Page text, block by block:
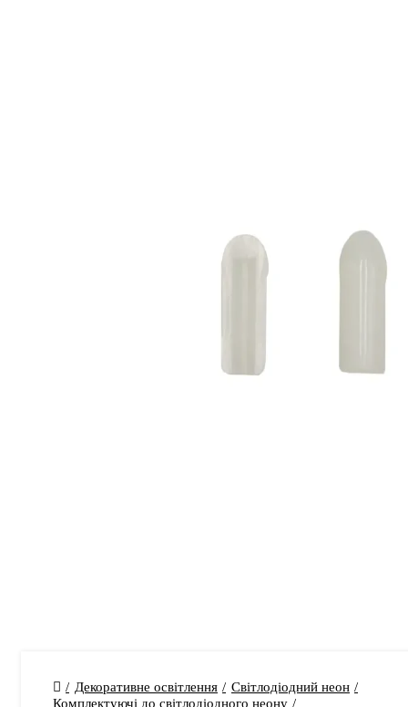
Декоративне освітлення
Світлодіодний неон
Комплектуючі до світлодіодного неону